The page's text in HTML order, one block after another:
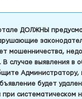
ДОЛЖНЫ
мошенничества,
В случае выявления в
будет
при систематическом